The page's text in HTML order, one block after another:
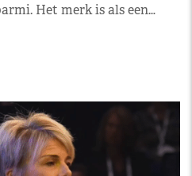
Het merk is als een…